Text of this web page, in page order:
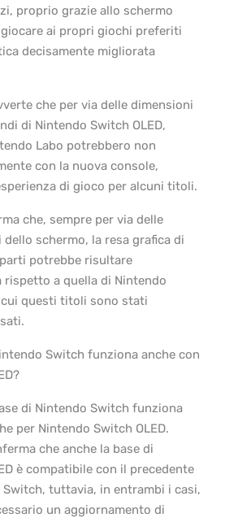
proprio grazie allo schermo
giocare ai propri giochi preferiti
decisamente migliorata
che per via delle dimensioni
di Nintendo Switch OLED,
Labo potrebbero non
con la nuova console,
di gioco per alcuni titoli.
che, sempre per via delle
schermo, la resa grafica di
potrebbe risultare
rispetto a quella di Nintendo
questi titoli sono stati
Switch funziona anche con
di Nintendo Switch funziona
per Nintendo Switch OLED.
che anche la base di
è compatibile con il precedente
tuttavia, in entrambi i casi,
un aggiornamento di